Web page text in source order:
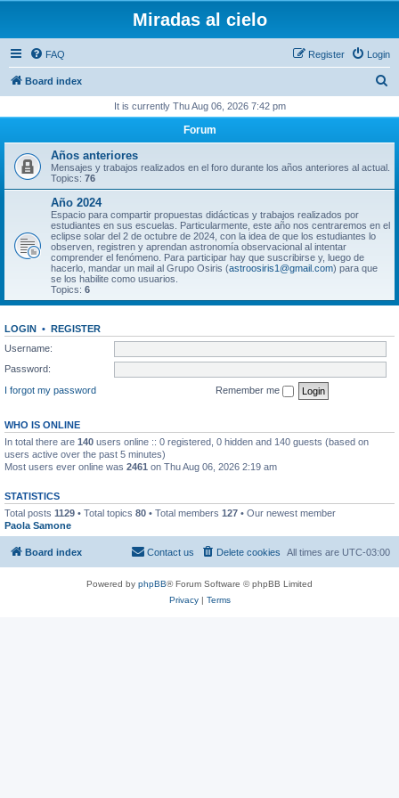
Miradas al cielo
FAQ Login
Register
Board index
r
h
It is currently Thu Aug 06, 2026 7:42 pm
Forum
Años anteriores
Mensajes y trabajos realizados en el foro durante los años anteriores al actual.
Topics: 76
Año 2024
Espacio para compartir propuestas didácticas y trabajos realizados por
estudiantes en sus escuelas. Particularmente, este año nos centraremos en el
eclipse solar del 2 de octubre de 2024, con la idea de que los estudiantes lo
observen, registren y aprendan astronomía observacional al intentar
comprender el fenómeno. Para participar hay que suscribirse y, luego de
hacerlo, mandar un mail al Grupo Osiris (astroosiris1@gmail.com) para que
se los habilite como usuarios.
Topics: 6
LOGIN • REGISTER
Username:
Password:
I forgot my password
Remember me
WHO IS ONLINE
In total there are 140 users online :: 0 registered, 0 hidden and 140 guests (based on
users active over the past 5 minutes)
Most users ever online was 2461 on Thu Aug 06, 2026 2:19 am
STATISTICS
Total posts 1129 • Total topics 80 • Total members 127 • Our newest member
Paola Samone
Board index All times are UTC-03:00
Delete cookies
Contact us
Powered by phpBB® Forum Software © phpBB Limited
Privacy| Terms